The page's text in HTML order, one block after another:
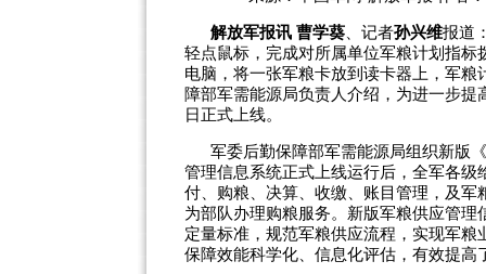
解放军报讯 曹学葵 、记者孙兴维报道
轻点鼠标，完成对所属单位军粮计划指
电脑，将一张军粮卡放到读卡器上，军
障部军需能源局负责人介绍，为进一步
日正式上线。
军委后勤保障部军需能源局组织新版
管理信息系统正式上线运行后，全军各
付、购粮、决算、收缴、账目管理，及
为部队办理购粮服务。新版军粮供应管
定量标准，规范军粮供应流程，实现军
保障效能科学化、信息化评估，有效提高